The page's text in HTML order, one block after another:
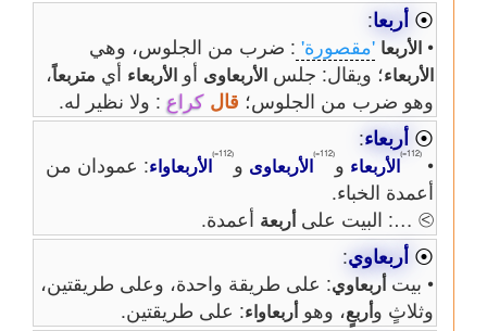
⦿ أربعا:
• الأربعا 'مقصورة' : ضرب من الجلوس، وهي
الأربعاء؛ ويقال: جلس الأربعاوىأو الأربعاءأي متربعاً،
وهو ضرب من الجلوس؛ قال كراع : ولا نظير له.
⦿ أربعاء:
•
الأربعاءو الأربعاوىو الأربعاواء: عمودان من
أعمدة الخباء.
⧁ …: البيت على أربعةأعمدة.
⦿ أربعاوي:
• بيت أربعاوي: على طريقة واحدة، وعلى طريقتين،
وثلاثٍ وأربعٍ، وهو أربعاواء: على طريقتين.